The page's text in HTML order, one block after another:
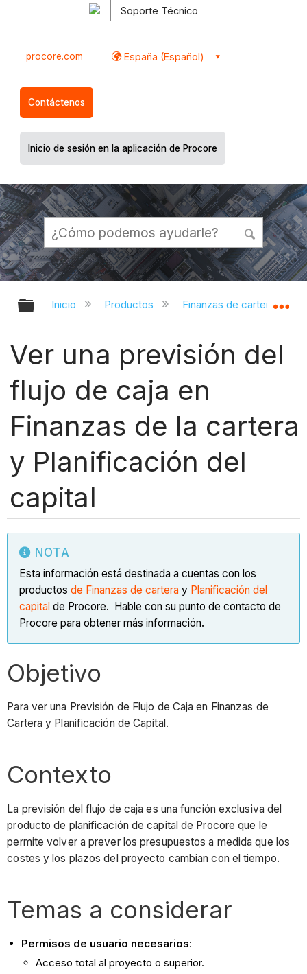
Soporte Técnico
procore.com España (Español)
Contáctenos
Inicio de sesión en la aplicación de Procore
Expandir/contraer jerarquía global
Inicio Productos Finanzas de cartera y
Ver una previsión del
flujo de caja en
Finanzas de la cartera
y Planificación del
capital
NOTA
Esta información está destinada a cuentas con los
productosde Finanzas de cartera y Planificación del
capital de Procore. Hable con su punto de contacto de
Procore para obtener más información.
Objetivo
Para ver una Previsión de Flujo de Caja en Finanzas de
Cartera y Planificación de Capital.
Contexto
La previsión del flujo de caja es una función exclusiva del
producto de planificación de capital de Procore que le
permite volver a prever los presupuestos a medida que los
costes y los plazos del proyecto cambian con el tiempo.
Temas a considerar
Permisos de usuario necesarios:
Acceso total al proyecto o superior.